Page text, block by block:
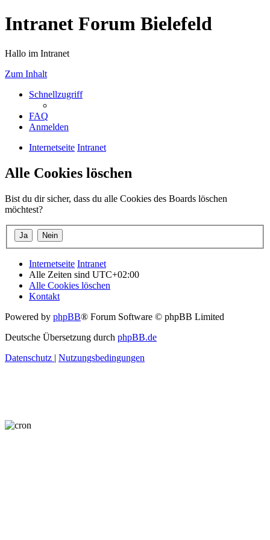
Intranet Forum Bielefeld
Hallo im Intranet
Zum Inhalt
Schnellzugriff
FAQ
Anmelden
Internetseite Intranet
Alle Cookies löschen
Bist du dir sicher, dass du alle Cookies des Boards löschen
möchtest?
Internetseite Intranet
Alle Zeiten sind UTC+02:00
Alle Cookies löschen
Kontakt
Powered by phpBB® Forum Software © phpBB Limited
Deutsche Übersetzung durch phpBB.de
Datenschutz | Nutzungsbedingungen